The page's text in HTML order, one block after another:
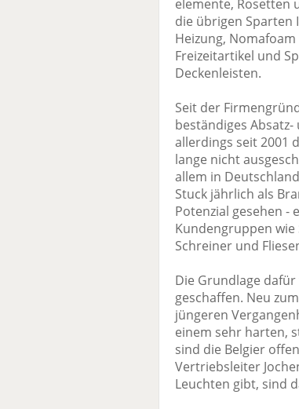
elemente, Rosetten
die übrigen
Heizung,
Freizeitartikel und
Deckenleisten.
Seit der
beständiges
allerdings seit 2001
lange nicht
allem in
Stuck jährlich als
Potenzial gesehen -
Kundengruppen
Schreiner und
Die Grundlage
geschaffen. Neu
jüngeren
einem sehr harten,
sind die Belgier
Vertriebsleiter
Leuchten gibt, sind